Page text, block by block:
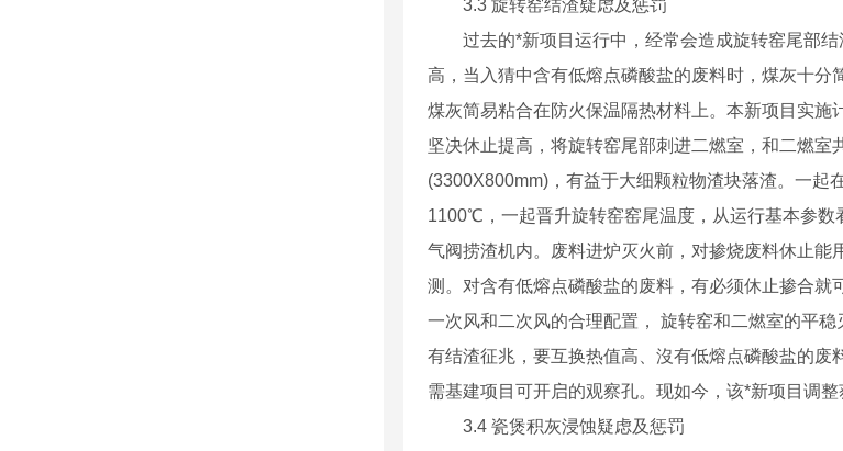
3.3 旋转窑结渣疑虑及惩罚
过去的*新项目运行中，经常会造成旋转窑尾部结
高，当入猜中含有低熔点磷酸盐的废料时，煤灰十
煤灰简易粘合在防火保温隔热材料上。本新项目实
坚决休止提高，将旋转窑尾部刺进二燃室，和二燃
(3300X800mm)，有益于大细颗粒物渣块落渣。一起
1100℃，一起晋升旋转窑窑尾温度，从运行基本参
气阀捞渣机内。废料进炉灭火前，对掺烧废料休止
测。对含有低熔点磷酸盐的废料，有必须休止掺合就
一次风和二次风的合理配置， 旋转窑和二燃室的平
有结渣征兆，要互换热值高、沒有低熔点磷酸盐的
需基建项目可开启的观察孔。现如今，该*新项目调
3.4 瓷煲积灰浸蚀疑虑及惩罚